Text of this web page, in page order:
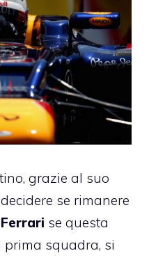
grazie al suo
se rimanere
Ferrari se questa
squadra, si